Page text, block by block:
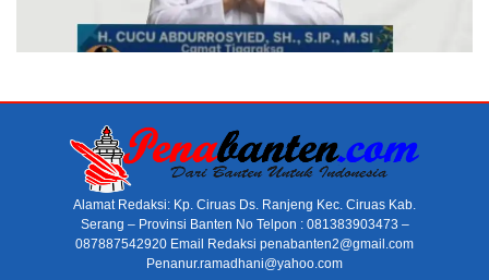
Alamat Redaksi: Kp. Ciruas Ds. Ranjeng Kec. Ciruas Kab.
Serang – Provinsi Banten No Telpon : 081383903473 –
087887542920 Email Redaksi penabanten2@gmail.com
Penanur.ramadhani@yahoo.com